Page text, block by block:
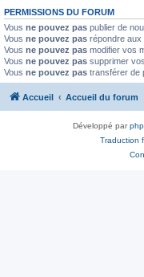
PERMISSIONS DU FORUM
Vous ne pouvez pas publier de
Vous ne pouvez pas répondre
Vous ne pouvez pas modifier vos
Vous ne pouvez pas supprimer
Vous ne pouvez pas transférer de
Accueil Accueil du forum
Développé par
Traduction